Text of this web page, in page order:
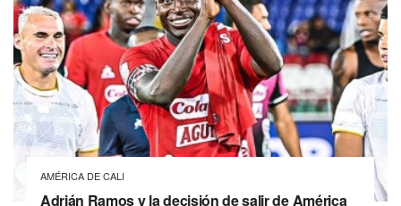
AMÉRICA DE CALI
Adrián Ramos y la decisión de salir de América